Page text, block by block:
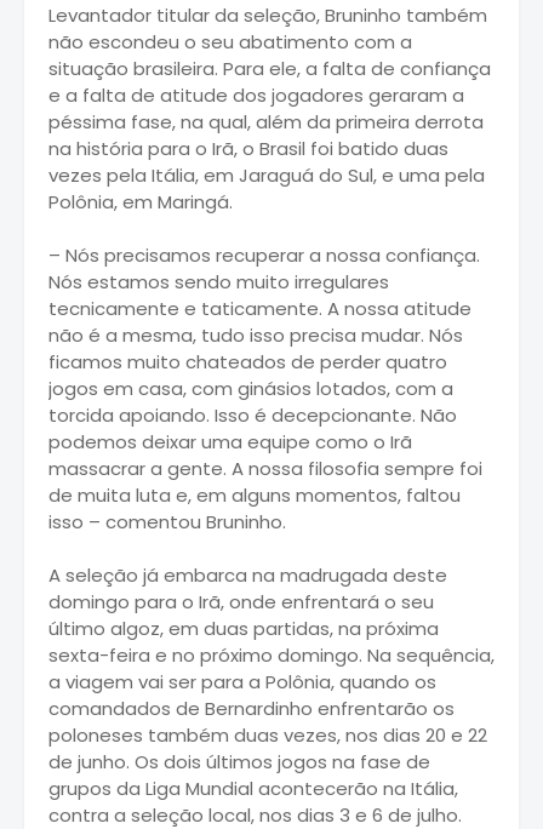
Levantador titular da seleção, Bruninho também
não escondeu o seu abatimento com a
situação brasileira. Para ele, a falta de confiança
e a falta de atitude dos jogadores geraram a
péssima fase, na qual, além da primeira derrota
na história para o Irã, o Brasil foi batido duas
vezes pela Itália, em Jaraguá do Sul, e uma pela
Polônia, em Maringá.
– Nós precisamos recuperar a nossa confiança.
Nós estamos sendo muito irregulares
tecnicamente e taticamente. A nossa atitude
não é a mesma, tudo isso precisa mudar. Nós
ficamos muito chateados de perder quatro
jogos em casa, com ginásios lotados, com a
torcida apoiando. Isso é decepcionante. Não
podemos deixar uma equipe como o Irã
massacrar a gente. A nossa filosofia sempre foi
de muita luta e, em alguns momentos, faltou
isso – comentou Bruninho.
A seleção já embarca na madrugada deste
domingo para o Irã, onde enfrentará o seu
último algoz, em duas partidas, na próxima
sexta-feira e no próximo domingo. Na sequência,
a viagem vai ser para a Polônia, quando os
comandados de Bernardinho enfrentarão os
poloneses também duas vezes, nos dias 20 e 22
de junho. Os dois últimos jogos na fase de
grupos da Liga Mundial acontecerão na Itália,
contra a seleção local, nos dias 3 e 6 de julho.